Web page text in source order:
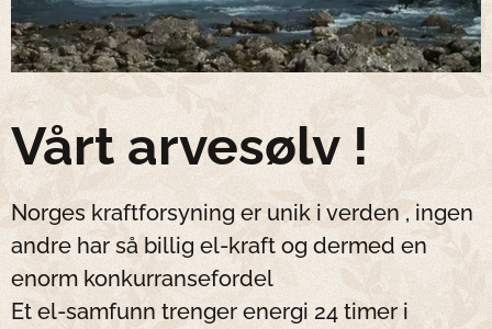
Vårt arvesølv !
Norges kraftforsyning er unik i verden , ingen
andre har så billig el-kraft og dermed en
enorm konkurransefordel
Et el-samfunn trenger energi 24 timer i